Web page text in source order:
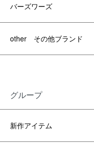
バーズワーズ
other その他ブランド
グループ
新作アイテム